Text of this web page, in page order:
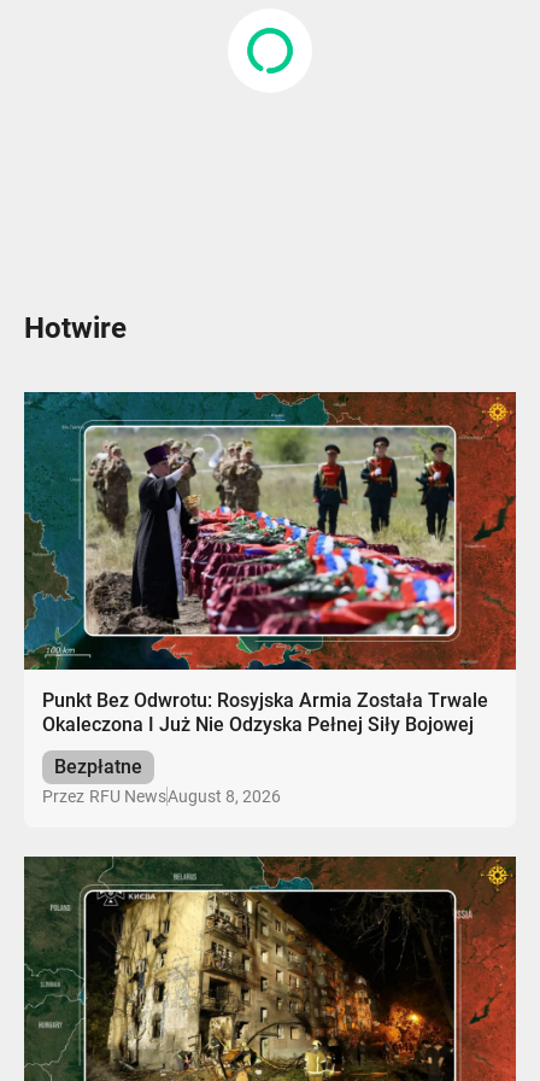
Hotwire
Punkt Bez Odwrotu: Rosyjska Armia Została Trwale
Okaleczona I Już Nie Odzyska Pełnej Siły Bojowej
Bezpłatne
Przez RFU NewsAugust 8, 2026